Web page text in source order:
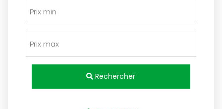
Rechercher